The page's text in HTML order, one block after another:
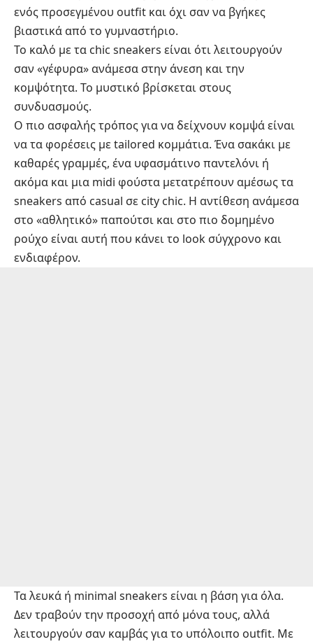
ενός προσεγμένου outfit και όχι σαν να βγήκες
βιαστικά από το γυμναστήριο.
Το καλό με τα chic sneakers είναι ότι λειτουργούν
σαν «γέφυρα» ανάμεσα στην άνεση και την
κομψότητα. Το μυστικό βρίσκεται στους
συνδυασμούς.
Ο πιο ασφαλής τρόπος για να δείχνουν κομψά είναι
να τα φορέσεις με tailored κομμάτια. Ένα σακάκι με
καθαρές γραμμές, ένα υφασμάτινο παντελόνι ή
ακόμα και μια midi φούστα μετατρέπουν αμέσως τα
sneakers από casual σε city chic. Η αντίθεση ανάμεσα
στο «αθλητικό» παπούτσι και στο πιο δομημένο
ρούχο είναι αυτή που κάνει το look σύγχρονο και
ενδιαφέρον.
Τα λευκά ή minimal sneakers είναι η βάση για όλα.
Δεν τραβούν την προσοχή από μόνα τους, αλλά
λειτουργούν σαν καμβάς για το υπόλοιπο outfit. Με